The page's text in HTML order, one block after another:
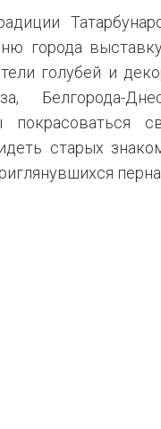
города
голубей и
Белгорода-
покрасоваться
старых